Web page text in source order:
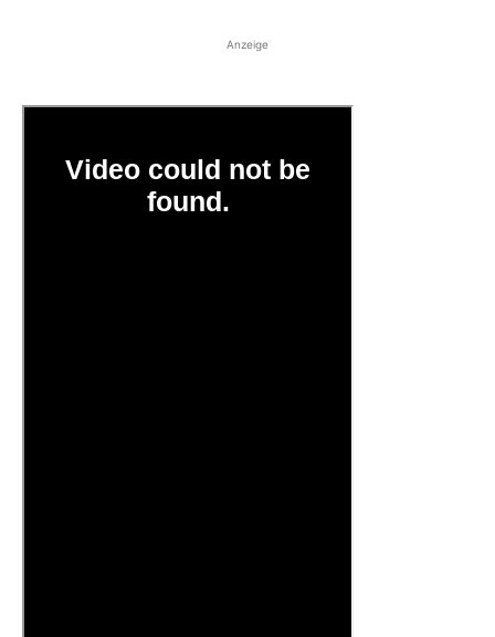
Anzeige